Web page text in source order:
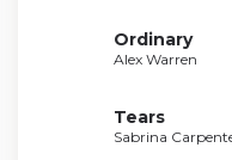
Ordinary
Alex Warren
Tears
Sabrina